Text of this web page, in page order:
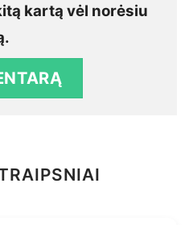
kartą vėl norėsiu